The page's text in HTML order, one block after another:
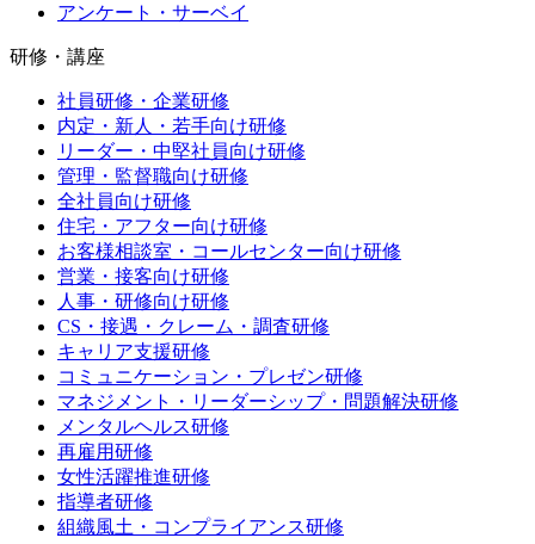
アンケート・サーベイ
研修・講座
社員研修・企業研修
内定・新人・若手向け研修
リーダー・中堅社員向け研修
管理・監督職向け研修
全社員向け研修
住宅・アフター向け研修
お客様相談室・コールセンター向け研修
営業・接客向け研修
人事・研修向け研修
CS・接遇・クレーム・調査研修
キャリア支援研修
コミュニケーション・プレゼン研修
マネジメント・リーダーシップ・問題解決研修
メンタルヘルス研修
再雇用研修
女性活躍推進研修
指導者研修
組織風土・コンプライアンス研修